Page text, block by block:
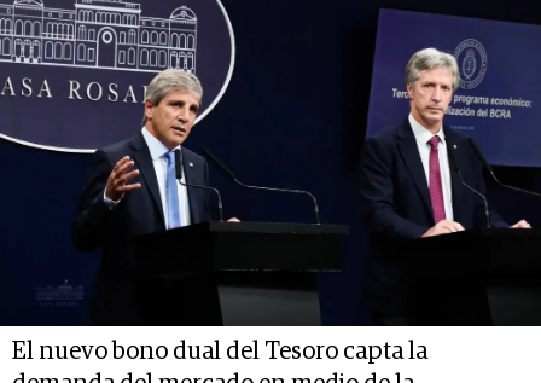
El nuevo bono dual del Tesoro capta la